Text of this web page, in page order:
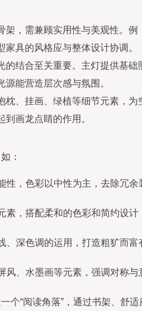
架，需兼顾实用性与美观性。例
具的风格应与整体设计协调。
的结合至关重要。主灯提供基础
能营造层次感与氛围。
枕、挂画、绿植等细节元素，为
画龙点睛的作用。
：
性，色彩以中性为主，去除冗余
素，搭配柔和的色彩和简约设计
、深色调的运用，打造粗犷而富
风、水墨画等元素，强调对称与
个“阅读角落”，通过书架、舒适